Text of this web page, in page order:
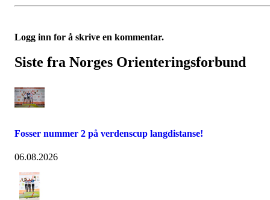
Logg inn for å skrive en kommentar.
Siste fra Norges Orienteringsforbund
Fosser nummer 2 på verdenscup langdistanse!
06.08.2026